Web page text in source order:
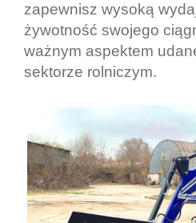
zapewnisz wysoką
żywotność swojego
ważnym aspektem
sektorze rolniczym.